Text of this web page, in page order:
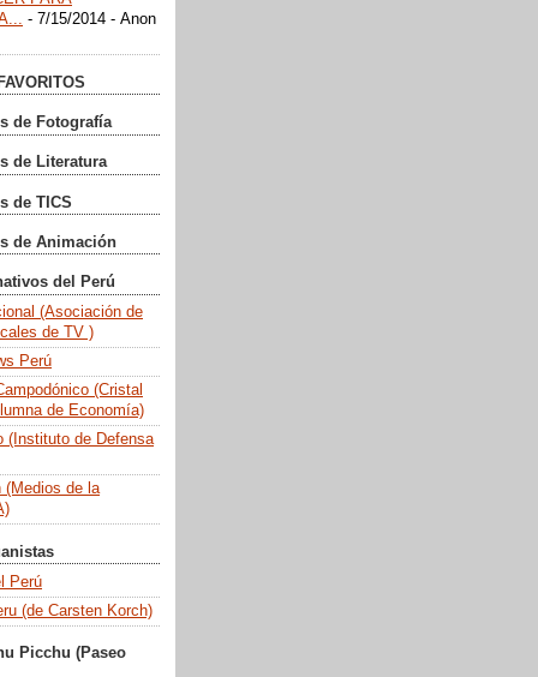
- 7/15/2014 - Anon
de Fotografía
de Literatura
de TICS
de Animación
del Perú
(Asociación de
de TV )
Perú
(Cristal
de Economía)
(Instituto de Defensa
(Medios de la
Perú
(de Carsten Korch)
Picchu (Paseo